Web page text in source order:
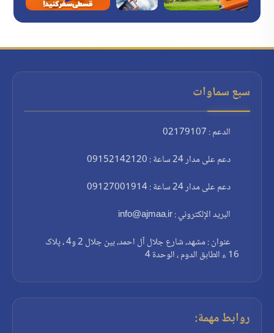
سبع سماوات
الدعم : 02179107
دعم على مدار 24 ساعة : 09152142120
دعم على مدار 24 ساعة : 09127001914
البريد الإلكتروني : info@ajmaa.ir
عنوان : مشهد، شارع جلال آل احمد، بين جلال 2 و4 ، پلاک
16 ء الطابق الدوم ، الوحدة 4
روابط مهمة: